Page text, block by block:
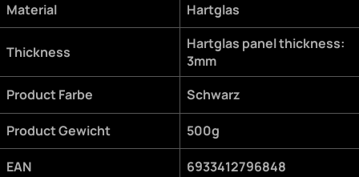
Material
Hartglas
Thickness
Hartglas panel thickness:
3mm
Product Farbe
Schwarz
Product Gewicht 500g
EAN 6933412796848